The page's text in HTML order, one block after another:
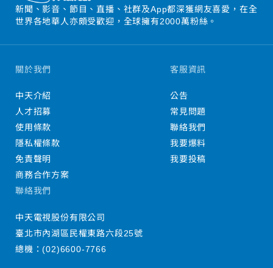
新聞、影音、節目、直播、社群及App都深獲網友喜愛，在全
世界各地華人亦頗受歡迎，全球擁有2000萬粉絲。
關於我們
中天介紹
人才招募
使用條款
隱私權條款
免責聲明
商務合作方案
客服資訊
公告
常見問題
聯絡我們
我要爆料
我要投稿
聯絡我們
中天電視股份有限公司
臺北市內湖區民權東路六段25號
總機：(02)6600-7766